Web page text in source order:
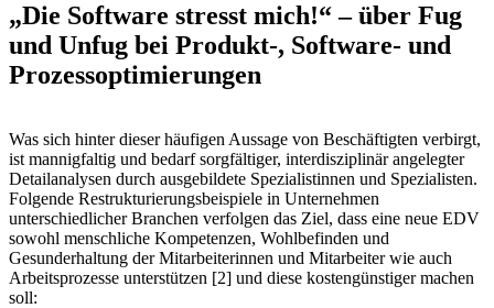
„Die Software stresst mich!“ – über Fug
und Unfug bei Produkt-, Software- und
Prozessoptimierungen
Was sich hinter dieser häufigen Aussage von Beschäftigten verbirgt,
ist mannigfaltig und bedarf sorgfältiger, interdisziplinär angelegter
Detailanalysen durch ausgebildete Spezialistinnen und Spezialisten.
Folgende Restrukturierungsbeispiele in Unternehmen
unterschiedlicher Branchen verfolgen das Ziel, dass eine neue EDV
sowohl menschliche Kompetenzen, Wohlbefinden und
Gesunderhaltung der Mitarbeiterinnen und Mitarbeiter wie auch
Arbeitsprozesse unterstützen [2] und diese kostengünstiger machen
soll: